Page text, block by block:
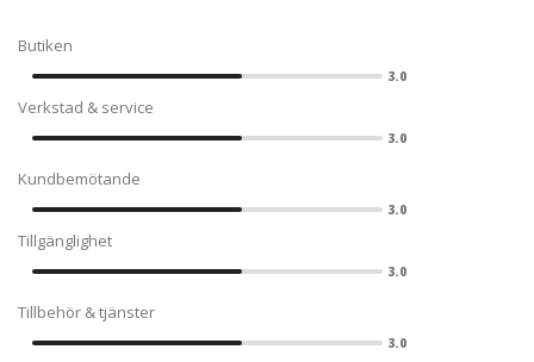
Butiken
3.0
Verkstad & service
3.0
Kundbemötande
3.0
Tillgänglighet
3.0
Tillbehör & tjänster
3.0